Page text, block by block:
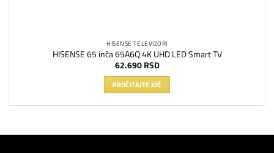
HISENSE TELEVIZORI
HISENSE 65 inča 65A6Q 4K UHD LED Smart TV
62.690 RSD
PROČITAJTE JOŠ